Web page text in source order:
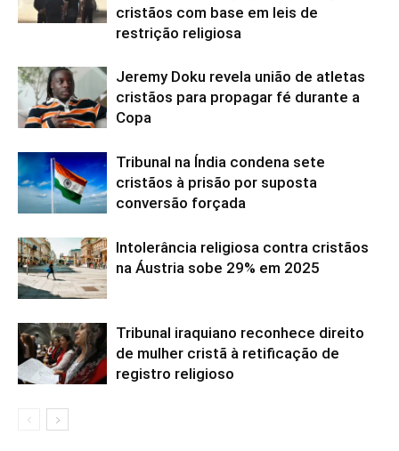
cristãos com base em leis de
restrição religiosa
Jeremy Doku revela união de atletas
cristãos para propagar fé durante a
Copa
Tribunal na Índia condena sete
cristãos à prisão por suposta
conversão forçada
Intolerância religiosa contra cristãos
na Áustria sobe 29% em 2025
Tribunal iraquiano reconhece direito
de mulher cristã à retificação de
registro religioso